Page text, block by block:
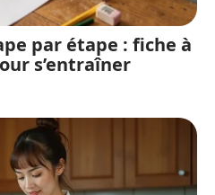
par étape : fiche à
s’entraîner